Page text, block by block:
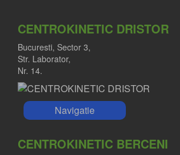
CENTROKINETIC DRISTOR
Bucuresti, Sector 3,
Str. Laborator,
Nr. 14.
Navigatie
CENTROKINETIC BERCENI